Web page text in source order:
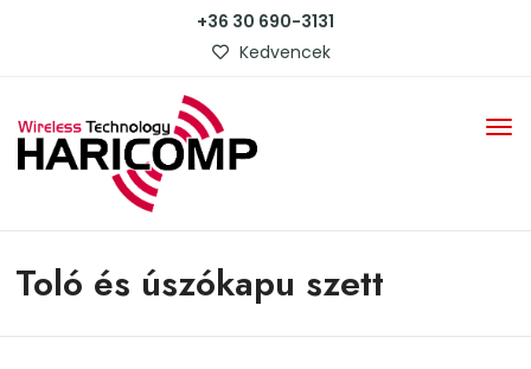
+36 30 690-3131
Kedvencek
Toló és úszókapu szett